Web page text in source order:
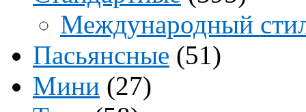
Международный
Пасьянсные (51)
Мини (27)